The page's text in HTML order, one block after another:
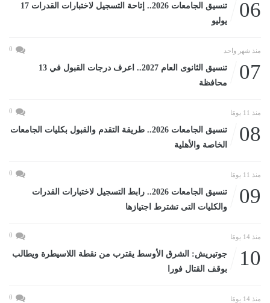
06
تنسيق الجامعات 2026.. إتاحة التسجيل لاختبارات القدرات 17
يوليو
منذ شهر واحد 0
07
تنسيق الثانوى العام 2027.. اعرف درجات القبول في 13
محافظة
منذ 11 يومًا 0
08
تنسيق الجامعات 2026.. طريقة التقدم والقبول بكليات الجامعات
الخاصة والأهلية
منذ 11 يومًا 0
09
تنسيق الجامعات 2026.. رابط التسجيل لاختبارات القدرات
والكليات التى تشترط اجتيازها
منذ 14 يومًا 0
10
جوتيريش: الشرق الأوسط يقترب من نقطة اللاسيطرة ويطالب
بوقف القتال فورا
منذ 14 يومًا 0